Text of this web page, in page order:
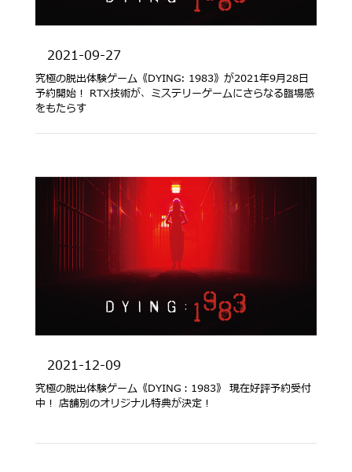
2021-09-27
究極の脱出体験ゲーム《DYING: 1983》が2021年9月28日
予約開始！ RTX技術が、ミステリーゲームにさらなる臨場感
をもたらす
2021-12-09
究極の脱出体験ゲーム《DYING：1983》 現在好評予約受付
中！ 店舗別のオリジナル特典が決定！